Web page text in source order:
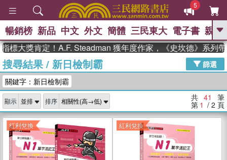
5
GO
熱搜： 高希均教授回憶錄
、 The Odyssey 、 父親節 、 如果歷
獎 臺灣漫遊錄 、 方念華 、 台灣的李
登輝時代
數學女孩：黎曼猜想 、
偉大的迷走神經
暢銷榜 新品 中文 外文 簡體 三民東大 電子書 親子
肯定！A.F. Steadman 獲年度作家，《史坎德》系列帶你踏
搜尋結果/ 新日檢制霸
篩選
關鍵字：新日檢制霸
顯示 排序 共 41 筆
第 1 / 2 頁
紅利兌換 紅利兌換